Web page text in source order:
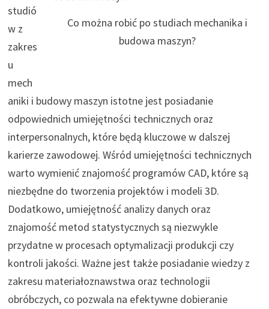
Co można robić po studiach mechanika i
budowa maszyn?
studió
w z
zakres
u
mech
aniki i budowy maszyn istotne jest posiadanie
odpowiednich umiejętności technicznych oraz
interpersonalnych, które będą kluczowe w dalszej
karierze zawodowej. Wśród umiejętności technicznych
warto wymienić znajomość programów CAD, które są
niezbędne do tworzenia projektów i modeli 3D.
Dodatkowo, umiejętność analizy danych oraz
znajomość metod statystycznych są niezwykle
przydatne w procesach optymalizacji produkcji czy
kontroli jakości. Ważne jest także posiadanie wiedzy z
zakresu materiałoznawstwa oraz technologii
obróbczych, co pozwala na efektywne dobieranie